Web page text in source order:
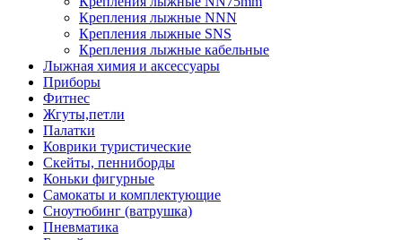
Крепления лыжные NNN
Крепления лыжные SNS
Крепления лыжные кабельные
Лыжная химия и аксессуары
Приборы
Фитнес
Жгуты,петли
Палатки
Коврики туристические
Скейты, пенниборды
Коньки фигурные
Самокаты и комплектующие
Сноутюбинг (ватрушка)
Пневматика